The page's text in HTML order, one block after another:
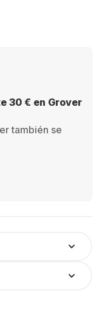
30 € en Grover
también se